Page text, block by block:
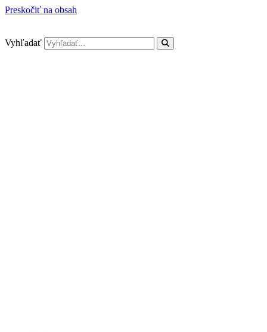
Preskočiť na obsah
Vyhľadať